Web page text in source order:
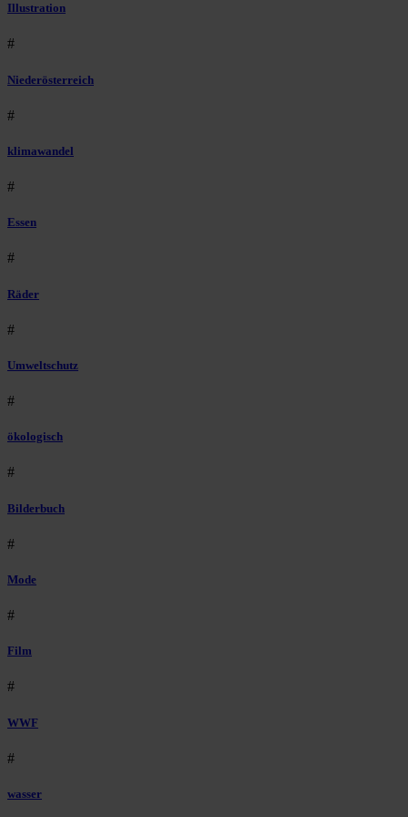
Illustration
#
Niederösterreich
#
klimawandel
#
Essen
#
Räder
#
Umweltschutz
#
ökologisch
#
Bilderbuch
#
Mode
#
Film
#
WWF
#
wasser